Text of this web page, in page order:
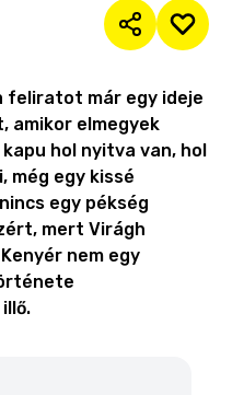
feliratot már egy ideje
amikor elmegyek
hol nyitva van, hol
még egy kissé
egy pékség
mert Virágh
nem egy